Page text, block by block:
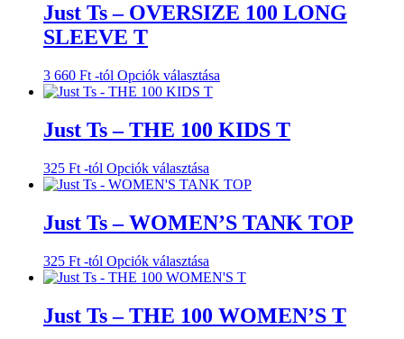
Just Ts – OVERSIZE 100 LONG
SLEEVE T
3 660 Ft -tól Opciók választása
több
variációja
változatok
termékoldalon
választhatók
Just Ts – THE 100 KIDS T
325 Ft -tól Opciók választása
a
több
variációja
A
változatok
termékoldalon
választhatók
Just Ts – WOMEN’S TANK TOP
325 Ft -tól Opciók választása
a
több
variációja
Just Ts – THE 100 WOMEN’S T